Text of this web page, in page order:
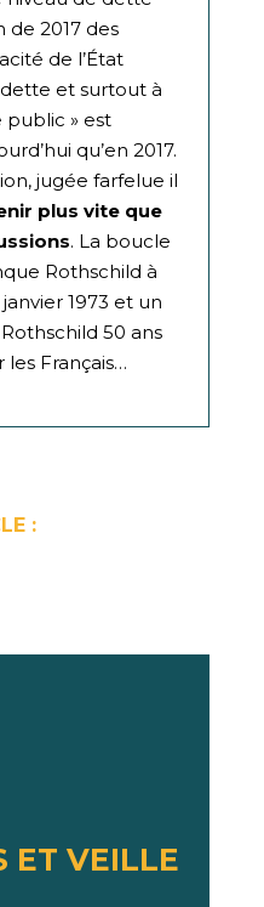
de 2017 des
de l’État
et surtout à
public » est
qu’en 2017.
jugée farfelue il
plus vite que
. La boucle
Rothschild à
1973 et un
50 ans
Français…
:
ET VEILLE